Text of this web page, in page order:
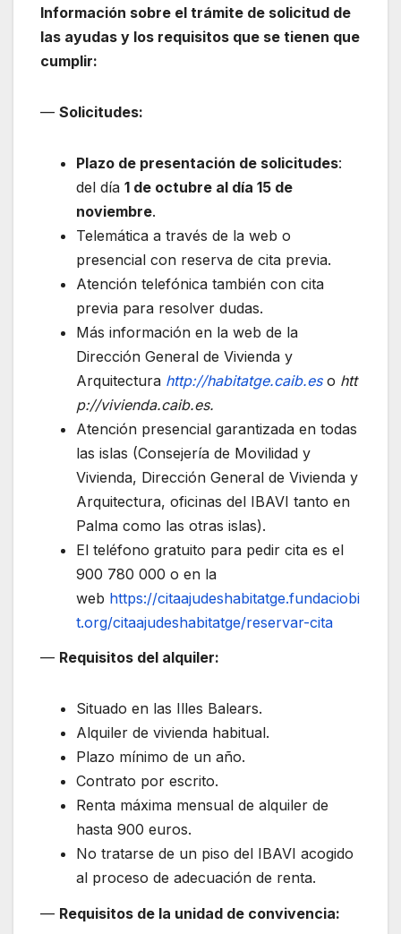
Información sobre el trámite de solicitud de
las ayudas y los requisitos que se tienen que
cumplir:
— Solicitudes:
Plazo de presentación de solicitudes:
del día 1 de octubre al día 15 de
noviembre.
Telemática a través de la web o
presencial con reserva de cita previa.
Atención telefónica también con cita
previa para resolver dudas.
Más información en la web de la
Dirección General de Vivienda y
Arquitectura http://habitatge.caib.eso htt
p://vivienda.caib.es.
Atención presencial garantizada en todas
las islas (Consejería de Movilidad y
Vivienda, Dirección General de Vivienda y
Arquitectura, oficinas del IBAVI tanto en
Palma como las otras islas).
El teléfono gratuito para pedir cita es el
900 780 000 o en la
web https://citaajudeshabitatge.fundaciobi
t.org/citaajudeshabitatge/reservar-cita
— Requisitos del alquiler:
Situado en las Illes Balears.
Alquiler de vivienda habitual.
Plazo mínimo de un año.
Contrato por escrito.
Renta máxima mensual de alquiler de
hasta 900 euros.
No tratarse de un piso del IBAVI acogido
al proceso de adecuación de renta.
— Requisitos de la unidad de convivencia: